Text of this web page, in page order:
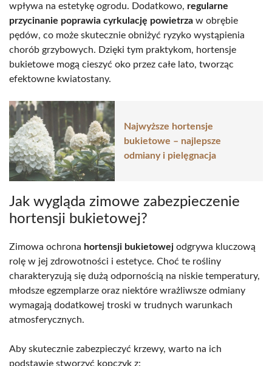
wpływa na estetykę ogrodu. Dodatkowo, regularne
przycinanie poprawia cyrkulację powietrza w obrębie
pędów, co może skutecznie obniżyć ryzyko wystąpienia
chorób grzybowych. Dzięki tym praktykom, hortensje
bukietowe mogą cieszyć oko przez całe lato, tworząc
efektowne kwiatostany.
Najwyższe hortensje
bukietowe – najlepsze
odmiany i pielęgnacja
Jak wygląda zimowe zabezpieczenie
hortensji bukietowej?
Zimowa ochrona hortensji bukietowej odgrywa kluczową
rolę w jej zdrowotności i estetyce. Choć te rośliny
charakteryzują się dużą odpornością na niskie temperatury,
młodsze egzemplarze oraz niektóre wrażliwsze odmiany
wymagają dodatkowej troski w trudnych warunkach
atmosferycznych.
Aby skutecznie zabezpieczyć krzewy, warto na ich
podstawie stworzyć kopczyk z: